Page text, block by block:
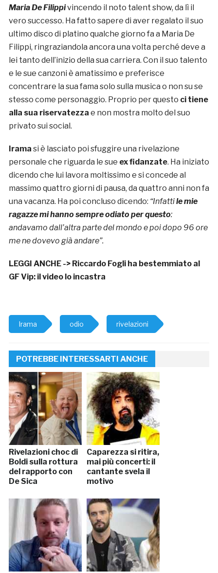
Maria De Filippivincendo il noto talent show, da lì il
vero successo. Ha fatto sapere di aver regalato il suo
ultimo disco di platino qualche giorno fa a Maria De
Filippi, ringraziandola ancora una volta perché deve a
lei tanto dell’inizio della sua carriera. Con il suo talento
e le sue canzoni è amatissimo e preferisce
concentrare la sua fama solo sulla musica o non su se
stesso come personaggio. Proprio per questo ci tiene
alla sua riservatezza e non mostra molto del suo
privato sui social.
Irama si è lasciato poi sfuggire una rivelazione
personale che riguarda le sue ex fidanzate. Ha iniziato
dicendo che lui lavora moltissimo e si concede al
massimo quattro giorni di pausa, da quattro anni non fa
una vacanza. Ha poi concluso dicendo: “Infattile mie
ragazze mi hanno sempre odiato per questo:
andavamo dall’altra parte del mondo e poi dopo 96 ore
me ne dovevo già andare”.
LEGGI ANCHE -> Riccardo Fogli ha bestemmiato al
GF Vip: il video lo incastra
Irama odio rivelazioni
POTREBBE INTERESSARTI ANCHE
Rivelazioni choc di
Boldi sulla rottura
del rapporto con
De Sica
Caparezza si ritira,
mai più concerti: il
cantante svela il
motivo